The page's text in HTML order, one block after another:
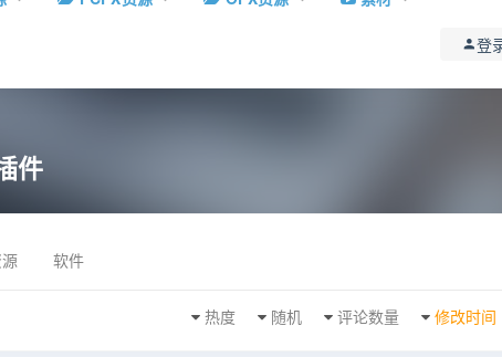
登
件
软件
修改时间
评论数量
随机
热度